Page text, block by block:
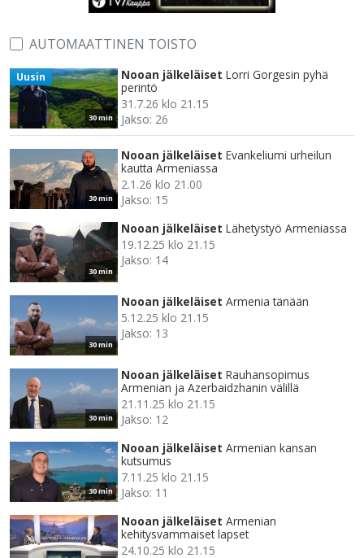
AUTOMAATTINEN TOISTO
30 min
Uusin Nooan jälkeläiset Lorri Gorgesin pyhä
perintö
31.7.26 klo 21.15
Jakso: 26
30 min
Nooan jälkeläiset Evankeliumi urheilun
kautta Armeniassa
2.1.26 klo 21.00
Jakso: 15
30 min
Nooan jälkeläiset Lähetystyö Armeniassa
19.12.25 klo 21.15
Jakso: 14
30 min
Nooan jälkeläiset Armenia tänään
5.12.25 klo 21.15
Jakso: 13
30 min
Nooan jälkeläiset Rauhansopimus
Armenian ja Azerbaidzhanin välillä
21.11.25 klo 21.15
Jakso: 12
30 min
Nooan jälkeläiset Armenian kansan
kutsumus
7.11.25 klo 21.15
Jakso: 11
Nooan jälkeläiset Armenian
kehitysvammaiset lapset
24.10.25 klo 21.15